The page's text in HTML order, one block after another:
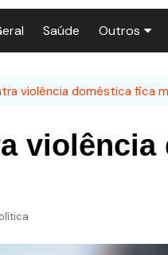
Saúde Outros
Economia
violência doméstica fica